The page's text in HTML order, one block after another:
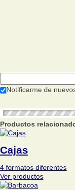
Notificarme de
Productos
Cajas
4 formatos diferentes
Ver productos